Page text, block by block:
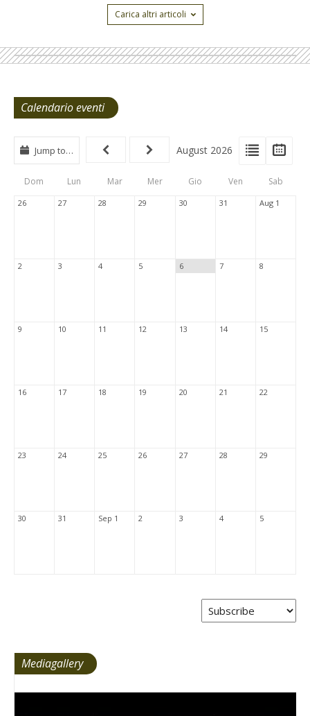
Carica altri articoli
Calendario eventi
View
Type
Tabs
View
List
Jump to… August 2026
Dom Lun Mar Mer Gio Ven Sab
26 27 28 29 30 31 Aug 1
2 3 4 5 6 7 8
9 10 11 12 13 14 15
16 17 18 19 20 21 22
23 24 25 26 27 28 29
30 31 Sep 1 2 3 4 5
Mediagallery